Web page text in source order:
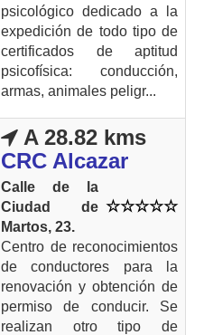
psicológico dedicado a la
expedición de todo tipo de
certificados de aptitud
psicofísica: conducción,
armas, animales peligr...
A 28.82 kms
CRC Alcazar
Calle de la
Ciudad de
Martos, 23.
Centro de reconocimientos
de conductores para la
renovación y obtención de
permiso de conducir. Se
realizan otro tipo de